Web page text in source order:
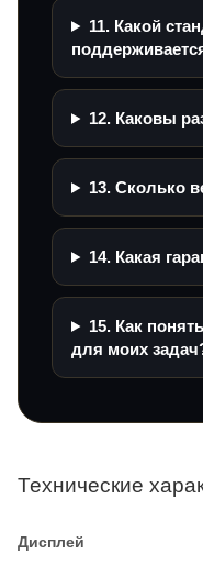
11. Какой
12. Каковы
13. Сколько
14. Какая
15. Как
для моих
Технические
Дисплей